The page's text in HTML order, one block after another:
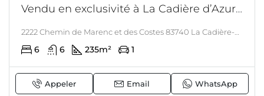
Vendu en exclusivité à La Cadière d’Azur en position dominante avec Vue mer – villa rénovée avec piscine et maison d’amis
6 6 235m² 1
Appeler Email WhatsApp